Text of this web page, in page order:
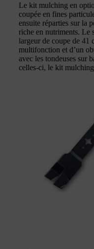
Le kit mulching en
coupée en fines
ensuite réparties sur la
riche en nutriments. Le
largeur de coupe de 41
multifonction et d’un
avec les tondeuses sur
celles-ci, le kit